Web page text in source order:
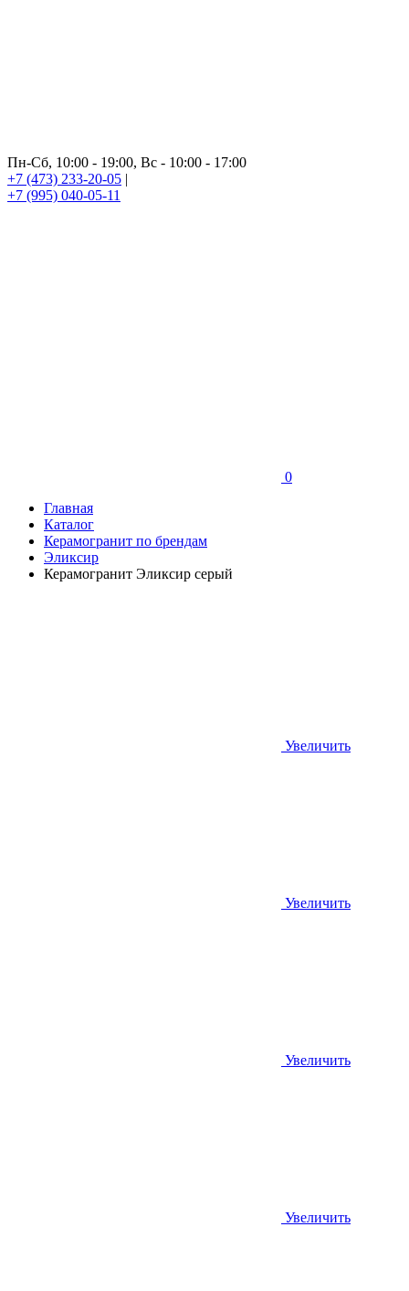
Пн-Сб, 10:00 - 19:00, Вс - 10:00 - 17:00
+7 (473) 233-20-05 |
+7 (995) 040-05-11
0
Главная
Каталог
Керамогранит по брендам
Эликсир
Керамогранит Эликсир серый
Увеличить
Увеличить
Увеличить
Увеличить